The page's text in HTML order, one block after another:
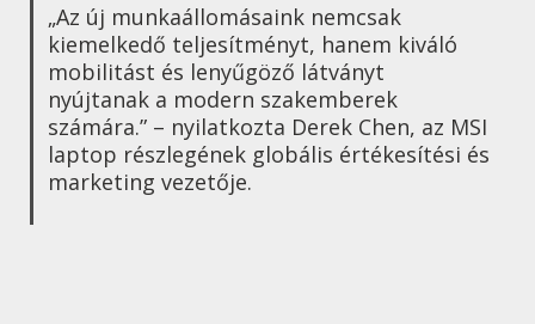
„Az új munkaállomásaink nemcsak
kiemelkedő teljesítményt, hanem kiváló
mobilitást és lenyűgöző látványt
nyújtanak a modern szakemberek
számára.” – nyilatkozta Derek Chen, az MSI
laptop részlegének globális értékesítési és
marketing vezetője.